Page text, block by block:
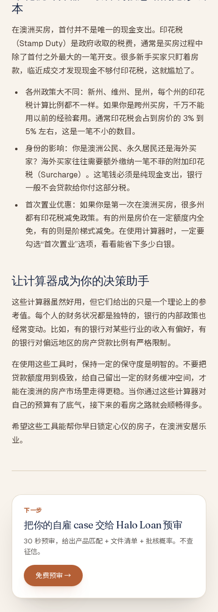
本
在澳洲买房，首付并不是唯一的现金支出。印花税
（Stamp Duty）是政府收取的税费，通常是买房过程中
除了首付之外最大的一笔开支。很多新手买家只盯着房
款，临近成交才发现现金不够付印花税，这就尴尬了。
各州政策大不同：新州、维州、昆州，每个州的印花
税计算比例都不一样。如果你是跨州买房，千万不能
用以前的经验套用。通常印花税会占到房价的 3% 到
5% 左右，这是一笔不小的数目。
身份的影响：你是澳洲公民、永久居民还是海外买
家？海外买家往往需要额外缴纳一笔不菲的附加印花
税（Surcharge）。这笔钱必须是纯现金支出，银行
一般不会贷款给你付这部分税。
首次置业优惠：如果你是第一次在澳洲买房，很多州
都有印花税减免政策。有的州是房价在一定额度内全
免，有的则是阶梯式减免。在使用计算器时，一定要
勾选“首次置业”选项，看看能省下多少白银。
让计算器成为你的决策助手
这些计算器虽然好用，但它们给出的只是一个理论上的参
考值。每个人的财务状况都是独特的，银行的内部政策也
经常变动。比如，有的银行对某些行业的收入有偏好，有
的银行对偏远地区的房产贷款比例有严格限制。
在使用这些工具时，保持一定的保守度是明智的。不要把
贷款额度用到极致，给自己留出一定的财务缓冲空间，才
能在澳洲的房产市场里走得更稳。当你通过这些计算器对
自己的预算有了底气，接下来的看房之路就会顺畅得多。
希望这些工具能帮你早日锁定心仪的房子，在澳洲安居乐
业。
下一步
把你的自雇 case 交给 Halo Loan 预审
30 秒预审，给出产品匹配 + 文件清单 + 批核概率。不查
征信。
免费预审 →